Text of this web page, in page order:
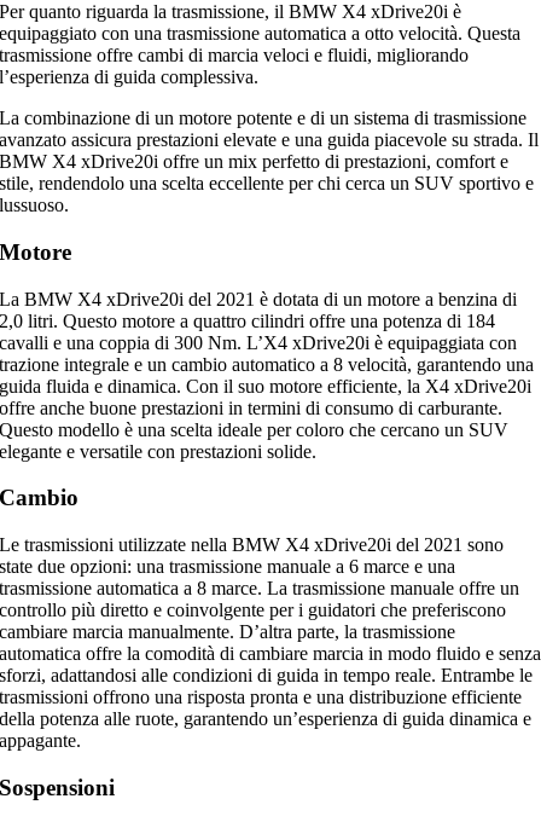
Per quanto riguarda la trasmissione, il BMW X4 xDrive20i è
equipaggiato con una trasmissione automatica a otto velocità. Questa
trasmissione offre cambi di marcia veloci e fluidi, migliorando
l’esperienza di guida complessiva.
La combinazione di un motore potente e di un sistema di trasmissione
avanzato assicura prestazioni elevate e una guida piacevole su strada. Il
BMW X4 xDrive20i offre un mix perfetto di prestazioni, comfort e
stile, rendendolo una scelta eccellente per chi cerca un SUV sportivo e
lussuoso.
Motore
La BMW X4 xDrive20i del 2021 è dotata di un motore a benzina di
2,0 litri. Questo motore a quattro cilindri offre una potenza di 184
cavalli e una coppia di 300 Nm. L’X4 xDrive20i è equipaggiata con
trazione integrale e un cambio automatico a 8 velocità, garantendo una
guida fluida e dinamica. Con il suo motore efficiente, la X4 xDrive20i
offre anche buone prestazioni in termini di consumo di carburante.
Questo modello è una scelta ideale per coloro che cercano un SUV
elegante e versatile con prestazioni solide.
Cambio
Le trasmissioni utilizzate nella BMW X4 xDrive20i del 2021 sono
state due opzioni: una trasmissione manuale a 6 marce e una
trasmissione automatica a 8 marce. La trasmissione manuale offre un
controllo più diretto e coinvolgente per i guidatori che preferiscono
cambiare marcia manualmente. D’altra parte, la trasmissione
automatica offre la comodità di cambiare marcia in modo fluido e senza
sforzi, adattandosi alle condizioni di guida in tempo reale. Entrambe le
trasmissioni offrono una risposta pronta e una distribuzione efficiente
della potenza alle ruote, garantendo un’esperienza di guida dinamica e
appagante.
Sospensioni